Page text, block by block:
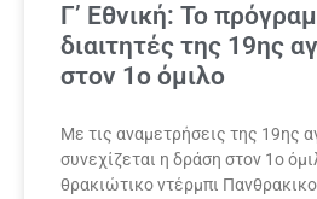
Γ’ Εθνική: Το
διαιτητές της 19ης
στον 1ο όμιλο
Με τις αναμετρήσεις της 19ης
συνεχίζεται η δράση στον 1ο
θρακιώτικο ντέρμπι